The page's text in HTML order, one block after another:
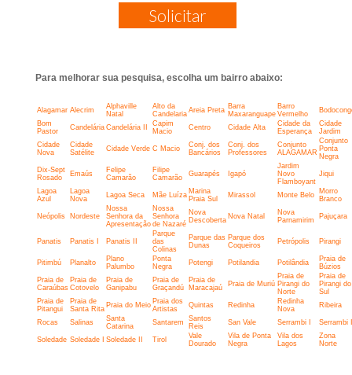
Solicitar
Para melhorar sua pesquisa, escolha um bairro abaixo:
Alagamar Alecrim
Alphaville
Natal
Alto da
Candelaria Areia Preta Barra
Maxaranguape
Barro
Vermelho
Bom
Pastor
Candelária Candelária II
Capim
Macio
Centro Cidade Alta
Cidade da
Esperança
Cidade
Jardim
Cidade
Nova
Cidade
Satélite
Cidade Verde C Macio
Conj. dos
Bancários
Conj. dos
Professores
Conjunto
ALAGAMAR
Conjunto
Ponta
Negra
Dix-Sept
Rosado
Emaús
Felipe
Camarão
Filipe
Camarão
Guarapés Igapó
Jardim
Novo
Flamboyant
Jiqui
Lagoa
Azul
Lagoa
Nova
Lagoa Seca Mãe Luíza Marina
Praia Sul
Mirassol Monte Belo
Morro
Branco
Neópolis Nordeste
Nossa
Senhora da
Apresentação
Nossa
Senhora
de Nazaré
Nova
Descoberta Nova Natal
Nova
Parnamirim
Pajuçara
Panatis Panatis I Panatis II
Parque
das
Colinas
Parque das
Dunas
Parque dos
Coqueiros
Petrópolis Pirangi
Pitimbú Planalto
Plano
Palumbo
Ponta
Negra
Potengi Potilandia Potilândia
Praia de
Búzios
Praia de
Caraúbas
Praia de
Cotovelo
Praia de
Ganipabu
Praia de
Graçandú
Praia de
Maracajaú
Praia de Muriú
Praia de
Pirangi do
Norte
Praia de
Pirangi do
Sul
Praia de
Pitangui
Praia de
Santa Rita Praia do Meio Praia dos
Artistas
Quintas Redinha
Redinha
Nova
Ribeira
Rocas Salinas
Santa
Catarina
Santarem
Santos
Reis
San Vale Serrambi I Serrambi
Soledade Soledade I Soledade II Tirol
Vale
Dourado
Vila de Ponta
Negra
Vila dos
Lagos
Zona
Norte